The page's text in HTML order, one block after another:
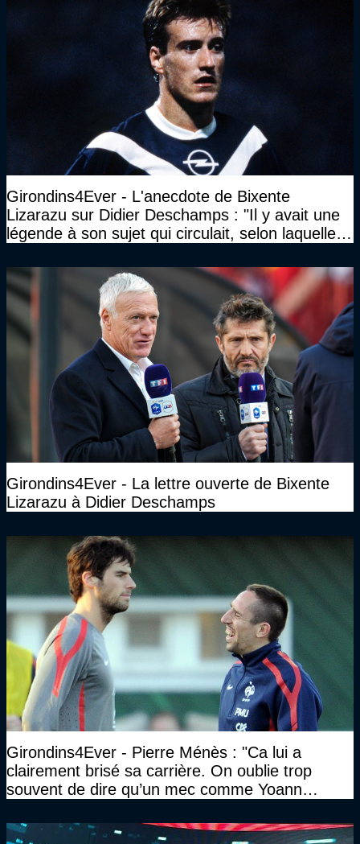
Girondins4Ever - L'anecdote de Bixente
Lizarazu sur Didier Deschamps : "Il y avait une
légende à son sujet qui circulait, selon laquelle il
Girondins4Ever - La lettre ouverte de Bixente
Lizarazu à Didier Deschamps
Girondins4Ever - Pierre Ménès : "Ca lui a
clairement brisé sa carrière. On oublie trop
souvent de dire qu’un mec comme Yoann